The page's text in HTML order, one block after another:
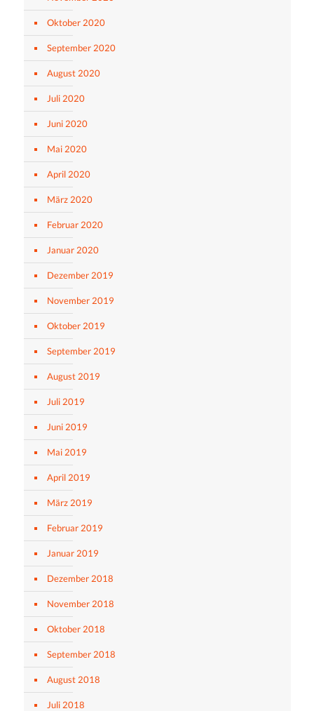
Oktober 2020
September 2020
August 2020
Juli 2020
Juni 2020
Mai 2020
April 2020
März 2020
Februar 2020
Januar 2020
Dezember 2019
November 2019
Oktober 2019
September 2019
August 2019
Juli 2019
Juni 2019
Mai 2019
April 2019
März 2019
Februar 2019
Januar 2019
Dezember 2018
November 2018
Oktober 2018
September 2018
August 2018
Juli 2018